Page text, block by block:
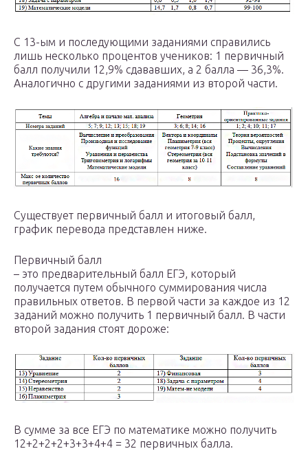
С 13-ым и последующими заданиями справились
лишь несколько процентов учеников: 1 первичный
балл получили 12,9% сдававших, а 2 балла — 36,3%.
Аналогично с другими заданиями из второй части.
Существует первичный балл и итоговый балл,
график перевода представлен ниже.
Первичный балл
– это предварительный балл ЕГЭ, который
получается путем обычного суммирования числа
правильных ответов. В первой части за каждое из 12
заданий можно получить 1 первичный балл. В части
второй задания стоят дороже:
В сумме за все ЕГЭ по математике можно получить
12+2+2+2+3+3+4+4 = 32 первичных балла.